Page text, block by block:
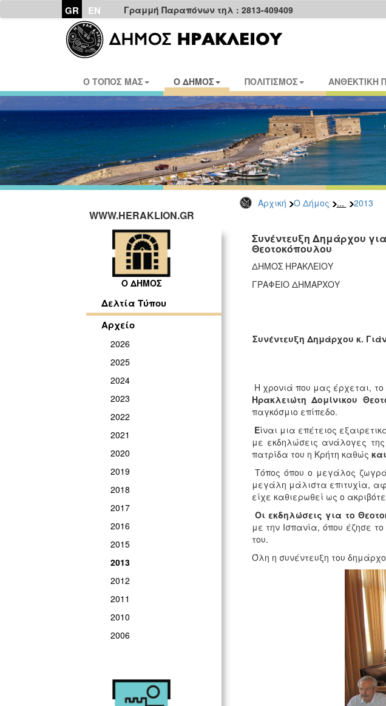
GR EN Γραμμή Παραπόνων τηλ : 2813-409409
Ο ΤΟΠΟΣ ΜΑΣ Ο ΔΗΜΟΣ ΠΟΛΙΤΙΣΜΟΣ ΑΝΘΕΚΤΙΚΗ
Αρχική Ο Δήμος ... 2013
WWW.HERAKLION.GR
Ο ΔΗΜΟΣ
Δελτία Τύπου
Αρχείο
2026
2025
2024
2023
2022
2021
2020
2019
2018
2017
2016
2015
2013
2012
2011
2010
2006
Συνέντευξη Δημάρχου
Θεοτοκόπουλου
ΔΗΜΟΣ ΗΡΑΚΛΕΙΟΥ
ΓΡΑΦΕΙΟ
Συνέντευξη Δημάρχου κ.
Η χρονιά που μας έρχεται, το
Ηρακλειώτη Δομίνικου
παγκόσμιο επίπεδο.
Είναι μια επέτειος
με εκδηλώσεις ανάλογες
πατρίδα του η Κρήτη καθώς
Τόπος όπου ο μεγάλος
μεγάλη μάλιστα επιτυχία,
είχε καθιερωθεί ως ο
Οι εκδηλώσεις για το
με την Ισπανία, όπου έζησε
του.
Όλη η συνέντευξη του